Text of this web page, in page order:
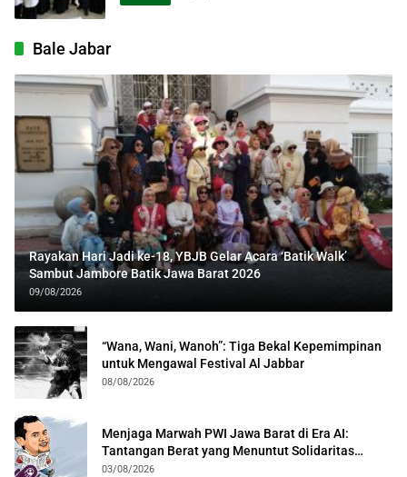
Bale Jabar
Rayakan Hari Jadi ke-18, YBJB Gelar Acara ‘Batik Walk’
Sambut Jambore Batik Jawa Barat 2026
09/08/2026
“Wana, Wani, Wanoh”: Tiga Bekal Kepemimpinan
untuk Mengawal Festival Al Jabbar
08/08/2026
Menjaga Marwah PWI Jawa Barat di Era AI:
Tantangan Berat yang Menuntut Solidaritas
Lintas Generasi
03/08/2026